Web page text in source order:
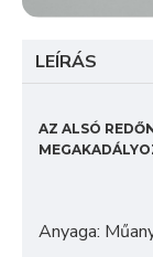
LEÍRÁS
AZ ALSÓ
Anyaga: